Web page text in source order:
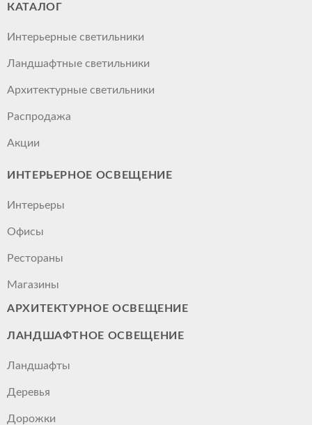
КАТАЛОГ
Интерьерные светильники
Ландшафтные светильники
Архитектурные светильники
Распродажа
Акции
ИНТЕРЬЕРНОЕ ОСВЕЩЕНИЕ
Интерьеры
Офисы
Рестораны
Магазины
АРХИТЕКТУРНОЕ ОСВЕЩЕНИЕ
ЛАНДШАФТНОЕ ОСВЕЩЕНИЕ
Ландшафты
Деревья
Дорожки